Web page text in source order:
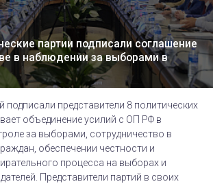
партии подписали соглашение
в наблюдении за выборами в
подписали представители 8 политических
объединение усилий с ОП РФ в
за выборами, сотрудничество в
обеспечении честности и
процесса на выборах и
Представители партий в своих